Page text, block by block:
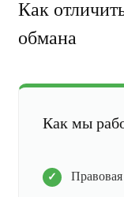
Как
обмана
Как мы